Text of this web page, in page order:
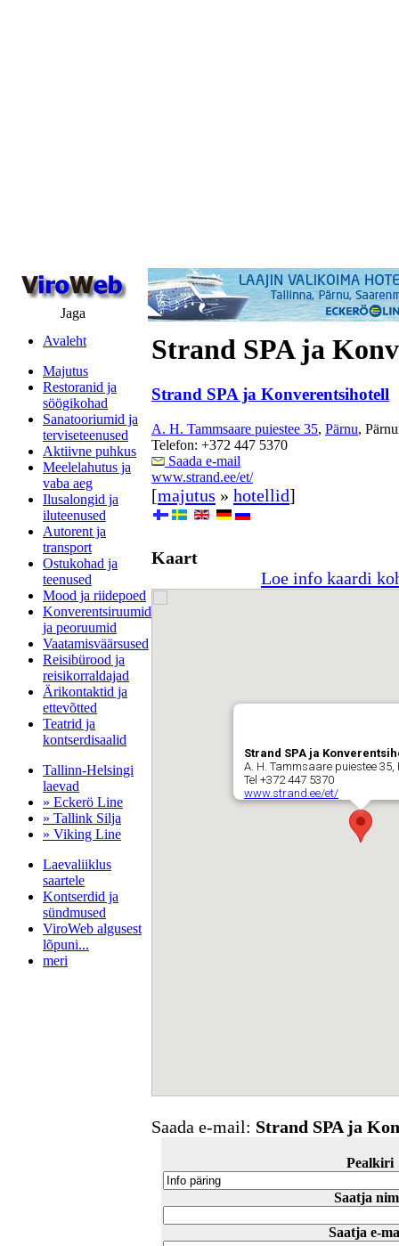
Jaga
Avaleht
Majutus
Restoranid ja
söögikohad
Sanatooriumid ja
terviseteenused
Aktiivne puhkus
Meelelahutus ja
vaba aeg
Ilusalongid ja
iluteenused
Autorent ja
transport
Ostukohad ja
teenused
Mood ja riidepoed
Konverentsiruumid
ja peoruumid
Vaatamisväärsused
Reisibürood ja
reisikorraldajad
Ärikontaktid ja
ettevõtted
Teatrid ja
kontserdisaalid
Tallinn-Helsingi
laevad
» Eckerö Line
» Tallink Silja
» Viking Line
Laevaliiklus
saartele
Kontserdid ja
sündmused
ViroWeb algusest
lõpuni...
meri
Strand SPA ja
Strand SPA ja Konverentsihotell
A. H. Tammsaare puiestee 35, Pärnu,
Telefon: +372 447 5370
Saada e-mail
www.strand.ee/et/
[majutus » hotellid]
Kaart
Loe info kaardi
Strand SPA ja
A. H. Tammsaare puiestee
Tel +372 447 5370
www.strand.ee/et/
Saada e-mail: Strand SPA ja
Pealkiri
Saatja
Saatja e-